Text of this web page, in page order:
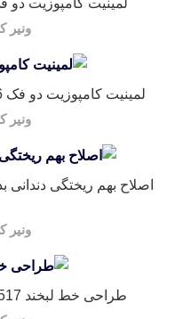
ونیر
لمینیت کامپوزیت دو فک 6286 | شماره پرونده : 6286
ونیر
اصلاح بهم ریختگی
ونیر
طراحی خط لبخند 6517 | شماره پرونده : 6517